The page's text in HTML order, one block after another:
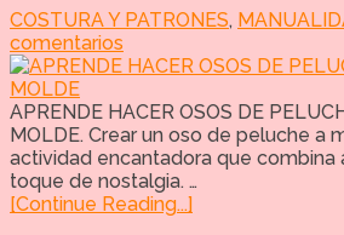
COSTURA Y PATRONES,
comentarios
APRENDE HACER OSOS DE
MOLDE. Crear un oso de peluche a
actividad encantadora que combina
toque de nostalgia. …
[Continue Reading...]